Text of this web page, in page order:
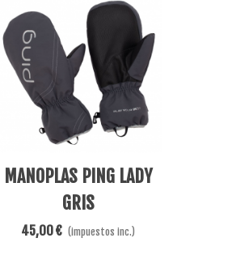
Añadir Al Carrito
MANOPLAS PING LADY
GRIS
45,00 € (impuestos inc.)